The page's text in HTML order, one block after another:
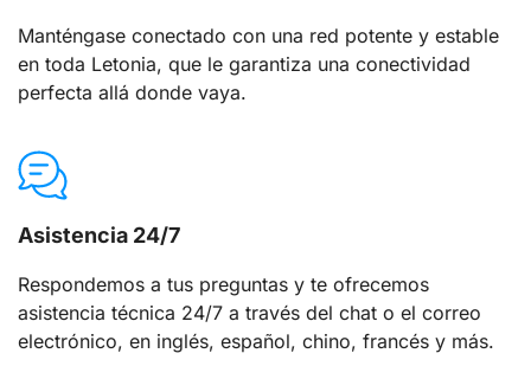
Manténgase conectado con una red potente y estable
en toda Letonia, que le garantiza una conectividad
perfecta allá donde vaya.
Asistencia 24/7
Respondemos a tus preguntas y te ofrecemos
asistencia técnica 24/7 a través del chat o el correo
electrónico, en inglés, español, chino, francés y más.